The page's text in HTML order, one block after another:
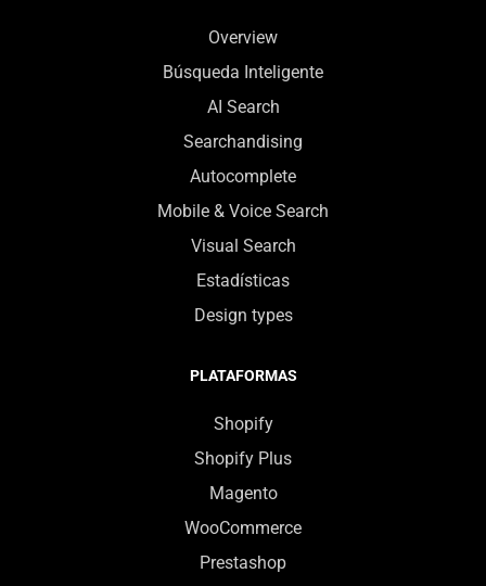
Overview
Búsqueda Inteligente
AI Search
Searchandising
Autocomplete
Mobile & Voice Search
Visual Search
Estadísticas
Design types
PLATAFORMAS
Shopify
Shopify Plus
Magento
WooCommerce
Prestashop